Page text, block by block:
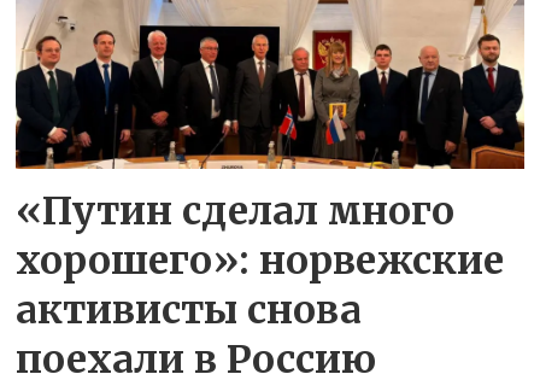
«Путин сделал много
хорошего»: норвежские
активисты снова
поехали в Россию